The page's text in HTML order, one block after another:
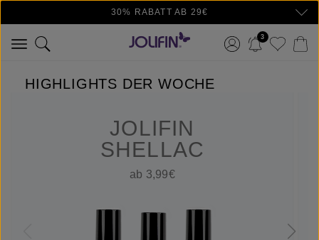
Zum Hauptinhalt springen30% RABATT AB 29€
3
HIGHLIGHTS DER WOCHE
JOLIFIN
SHELLAC
ab 3,99€